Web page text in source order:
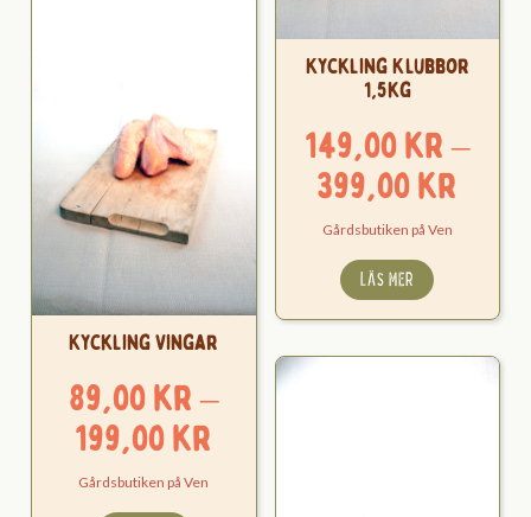
Kyckling Klubbor
1,5kg
149,00kr–
399,00kr
Gårdsbutiken på Ven
LÄS MER
Kyckling Vingar
89,00kr–
199,00kr
Gårdsbutiken på Ven